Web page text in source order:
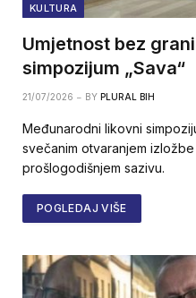
KULTURA
Umjetnost bez
simpozijum „Sava“
21/07/2026 BY PLURAL BIH
Međunarodni likovni
svečanim otvaranjem
prošlogodišnjem sazivu.
POGLEDAJ VIŠE